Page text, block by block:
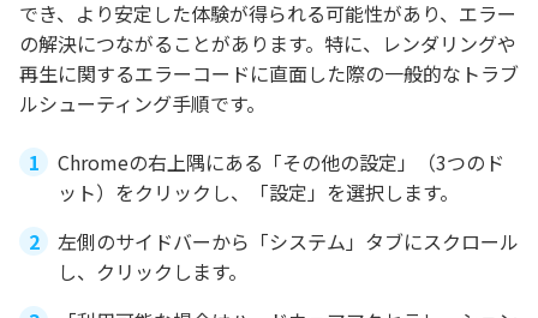
でき、より安定した体験が得られる可能性があり、エラー
の解決につながることがあります。特に、レンダリングや
再生に関するエラーコードに直面した際の一般的なトラブ
ルシューティング手順です。
Chromeの右上隅にある「その他の設定」（3つのド
ット）をクリックし、「設定」を選択します。
左側のサイドバーから「システム」タブにスクロール
し、クリックします。